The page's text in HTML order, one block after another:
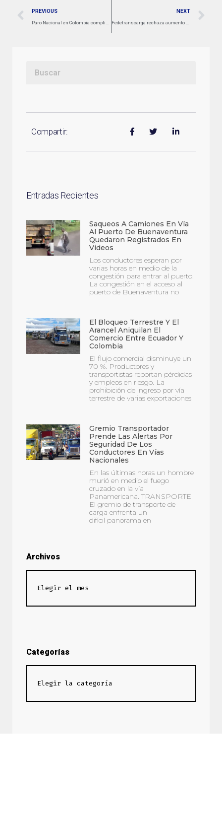
PREVIOUS NEXT
Compartir:
Entradas Recientes
Saqueos A Camiones En Vía
Al Puerto De Buenaventura
Quedaron Registrados En
Videos
Los conductores esperan por
varias horas en medio de la
congestión para entrar al puerto.
La congestión en el acceso al
puerto de Buenaventura no
El Bloqueo Terrestre Y El
Arancel Aniquilan El
Comercio Entre Ecuador Y
Colombia
El flujo comercial disminuye un
70 %. Productores y
transportistas reportan pérdidas
y empleos en riesgo. La
prohibición de ingreso por vía
terrestre de varias exportaciones
Gremio Transportador
Prende Las Alertas Por
Seguridad De Los
Conductores En Vías
Nacionales
En las últimas horas un hombre
murió en medio el fuego
cruzado en la vía
Panamericana. TRANSPORTE
El gremio de transporte de
carga enfrenta un
difícil panorama en
Archivos
Categorías